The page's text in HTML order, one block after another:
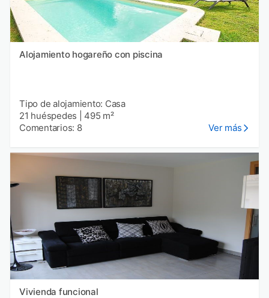
Alojamiento hogareño con piscina
Tipo de alojamiento: Casa
21 huéspedes
495 m²
Comentarios: 8
Ver más
Vivienda funcional